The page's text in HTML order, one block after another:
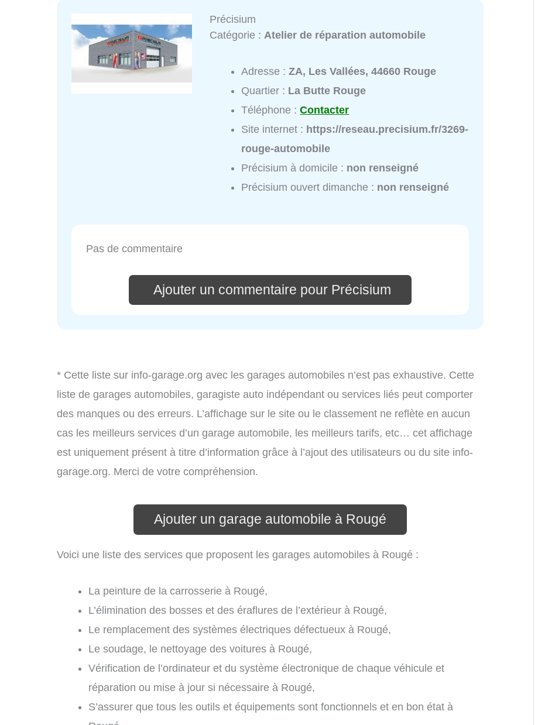
Précisium
Catégorie : Atelier de réparation automobile
Adresse :ZA, Les Vallées, 44660 Rouge
Quartier : La Butte Rouge
Téléphone :Contacter
Site internet : https://reseau.precisium.fr/3269-
rouge-automobile
Précisium à domicile : non renseigné
Précisium ouvert dimanche : non renseigné
Pas de commentaire
Ajouter un commentaire pour Précisium
* Cette liste sur info-garage.org avec les garages automobiles n’est pas exhaustive. Cette
liste de garages automobiles, garagiste auto indépendant ou services liés peut comporter
des manques ou des erreurs. L’affichage sur le site ou le classement ne reflète en aucun
cas les meilleurs services d’un garage automobile, les meilleurs tarifs, etc… cet affichage
est uniquement présent à titre d’information grâce à l’ajout des utilisateurs ou du site info-
garage.org. Merci de votre compréhension.
Ajouter un garage automobile à Rougé
Voici une liste des services que proposent les garages automobiles à Rougé :
La peinture de la carrosserie à Rougé,
L’élimination des bosses et des éraflures de l’extérieur à Rougé,
Le remplacement des systèmes électriques défectueux à Rougé,
Le soudage, le nettoyage des voitures à Rougé,
Vérification de l’ordinateur et du système électronique de chaque véhicule et
réparation ou mise à jour si nécessaire à Rougé,
S’assurer que tous les outils et équipements sont fonctionnels et en bon état à